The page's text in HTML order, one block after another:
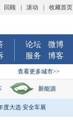
回顾 滚动 收藏首页
论坛
微博
服务
博客
查看更多城市>>
新能源
度大选 安全车展